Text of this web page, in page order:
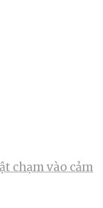
chạm vào cảm